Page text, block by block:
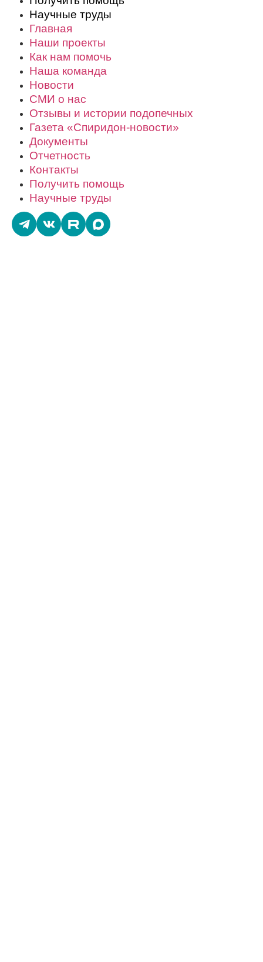
Научные труды
Главная
Наши проекты
Как нам помочь
Наша команда
Новости
СМИ о нас
Отзывы и истории подопечных
Газета «Спиридон-новости»
Документы
Отчетность
Контакты
Получить помощь
Научные труды